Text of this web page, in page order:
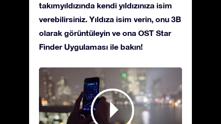
takımyıldızında kendi yıldızınıza isim
verebilirsiniz. Yıldıza isim verin, onu 3B
olarak görüntüleyin ve ona OST Star
Finder Uygulaması ile bakın!